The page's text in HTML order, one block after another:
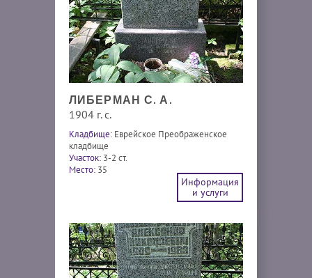
ЛИБЕРМАН С. А.
1904 г. с.
Кладбище: Еврейское Преображенское
кладбище
Участок: 3-2 ст.
Место: 35
Информация
и услуги